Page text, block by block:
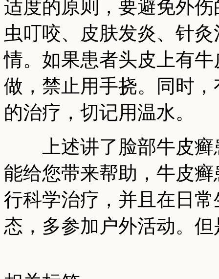
适度的原则，要避免外
虫叮咬、皮肤发炎、针
情。如果患者头皮上有
做，禁止用手挠。同时
的治疗，切记用温水。
上述讲了脸部牛皮癣
能给您带来帮助，牛皮
行科学治疗，并且在日
态，多参加户外活动。